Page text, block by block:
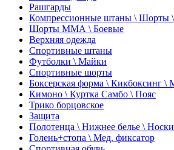
Рашгарды
Компрессионные штаны \ Шорты
Шорты ММА \ Боевые
Верхняя одежда
Спортивные штаны
Футболки \ Майки
Спортивные шорты
Боксерская форма \ Кикбоксинг
Кимоно \ Куртка Самбо \ Пояс
Трико борцовское
Защита
Полотенца \ Нижнее белье \ Носки
Голень+стопа \ Мед. фиксатор